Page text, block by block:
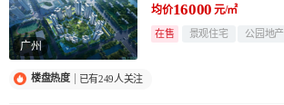
广州
均价16000 元/㎡
在售 景观住宅 公园地产
楼盘热度 已有249人关注